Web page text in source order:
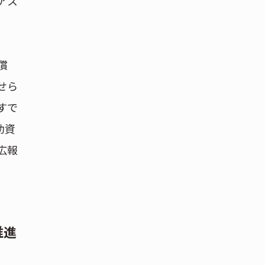
ら
で
資
報
進